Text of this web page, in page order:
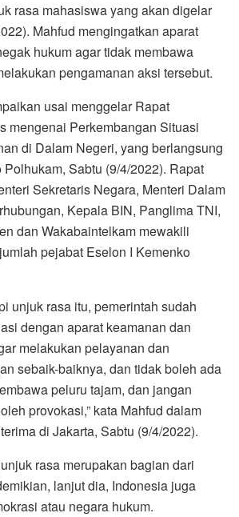
rasa mahasiswa yang akan digelar
Mahfud mengingatkan aparat
hukum agar tidak membawa
pengamanan aksi tersebut.
usai menggelar Rapat
mengenai Perkembangan Situasi
di Dalam Negeri, yang berlangsung
Sabtu (9/4/2022). Rapat
Sekretaris Negara, Menteri Dalam
Kepala BIN, Panglima TNI,
dan Wakabaintelkam mewakili
pejabat Eselon I Kemenko
unjuk rasa itu, pemerintah sudah
dengan aparat keamanan dan
melakukan pelayanan dan
sebaik-baiknya, dan tidak boleh ada
peluru tajam, dan jangan
provokasi,” kata Mahfud dalam
di Jakarta, Sabtu (9/4/2022).
rasa merupakan bagian dari
lanjut dia, Indonesia juga
atau negara hukum.